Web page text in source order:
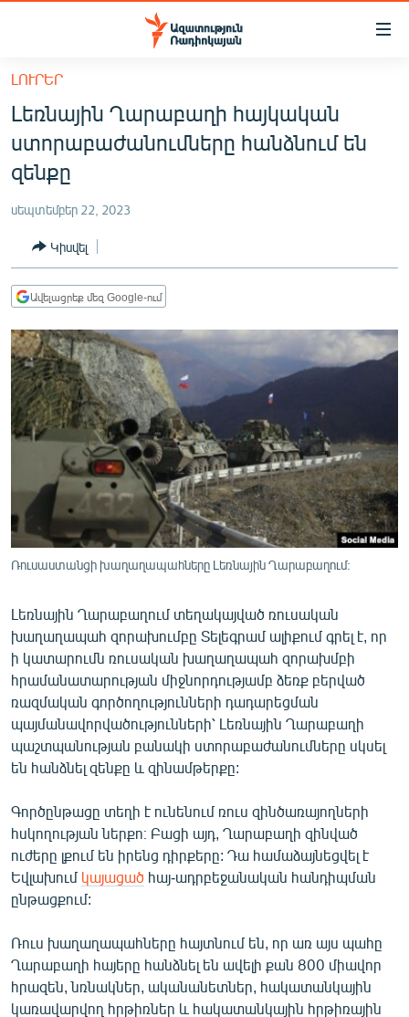
Մատչելիության
հիմնական
բովանդակությանը
հիմնական
մենյուին
ՀԱՅԱՍՏԱՆ
ՔԱՂԱՔԱԿԱՆ
ՀԱՍԱՐԱԿՈՒԹՅՈՒՆ
ՏՆՏԵՍՈՒԹՅՈՒՆ
ՂԱՐԱԲԱՂ
ՊԱՏԵՐԱԶՄԻ 6 ՇԱԲԱԹՆԵՐԸ
ՏԱՐԱԾԱՇՐՋԱՆ
ՄԻՋԱԶԳԱՅԻՆ
ՄՇԱԿՈՒՅԹ
ՍՊՈՐՏ
ՄԵԿՆԱԲԱՆՈՒԹՅՈՒՆ
ԱՐԽԻՎ
ՏԵՍԱՆՅՈՒԹԵՐ
ԲԱՆԱՎԵՃ
ՁԳՏԵԼՈՎ ԼԱՎԱԳՈՒՅՆԻՆ
ՓՈԴՔԱՍԹ
English
Русский
ԼՈՒՐԵՐ
Լեռնային Ղարաբաղի հայկական
ստորաբաժանումները հանձնում են
զենքը
սեպտեմբեր 22, 2023
Կիսվել
Ավելացրեք մեզ Google-ում
Ռուսաստանցի խաղաղապահները Լեռնային Ղարաբաղում:
Լեռնային Ղարաբաղում տեղակայված ռուսական
խաղաղապահ զորախումբը Տելեգրամ ալիքում գրել է, որ
ի կատարումն ռուսական խաղաղապահ զորախմբի
հրամանատարության միջնորդությամբ ձեռք բերված
ռազմական գործողությունների դադարեցման
պայմանավորվածությունների՝ Լեռնային Ղարաբաղի
պաշտպանության բանակի ստորաբաժանումները սկսել
են հանձնել զենքը և զինամթերքը:
Գործընթացը տեղի է ունենում ռուս զինծառայողների
հսկողության ներքո։ Բացի այդ, Ղարաբաղի զինված
ուժերը լքում են իրենց դիրքերը: Դա համաձայնեցվել է
Եվլախում կայացած հայ-ադրբեջանական հանդիպման
ընթացքում:
Ռուս խաղաղապահները հայտնում են, որ առ այս պահը
Ղարաբաղի հայերը հանձնել են ավելի քան 800 միավոր
հրազեն, նռնակներ, ականանետներ, հակատանկային
կառավարվող հրթիռներ և հակատանկային հրթիռային